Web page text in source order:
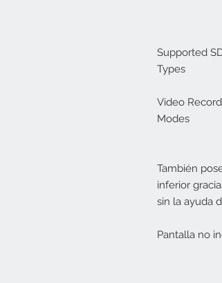
Supported
Types
Video
Modes
También
inferior
sin la ayuda
Pantalla no